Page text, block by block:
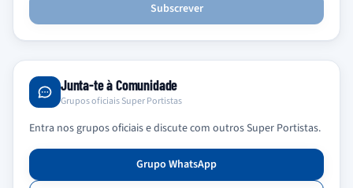
Subscrever
Junta-te à Comunidade
Grupos oficiais Super Portistas
Entra nos grupos oficiais e discute com outros Super Portistas.
Grupo WhatsApp